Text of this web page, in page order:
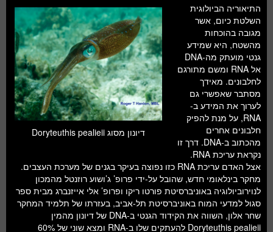
חלל ומדעי כדור הארץ
עתידנות
סקירות ספרים
טעימות מדע
דיונון מסוג Doryteuthis pealieii
התיאוריה הביולוגית
השלטת כיום, אשר
מגובה בהוכחות
מהשטח, היא שמידע
גנטי מועתק מה-DNA
אל RNA ומשם מתורגם
לחלבונים. מאידך
מסתבר שאפשרי גם
לערוך את המידע ב-
RNA, על מנת להפיק
חלבונים אחרים
מהכתוב ב-DNA. דרך זו
נקראת עריכת RNA.
אצל האדם עריכת RNA כזו נפוצה בעיקר בגנים של מערכת העצבים.
מחקר בינלאומי חדש, שהובל על-ידי פרופ’ ג’ושוע רוזנטל מהמכון
לנוירוביולוגיה באוניברסיטת פורטו ריקו ופרופ’ אלי אייזנברג מבית ספר
סגול למדעי המוח באוניברסיטת תל-אביב, בעזרתו של תלמיד המחקר
שחר אלון, השווה את הקידוד הגנטי ב-DNA של דיונון מהמין
Doryteuthis pealieii להעתקים שלו ב-RNA ומצא שוני של 60%